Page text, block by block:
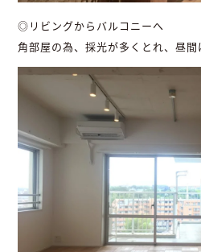
◎リビングからバルコニーへ
角部屋の為、採光が多くとれ、昼